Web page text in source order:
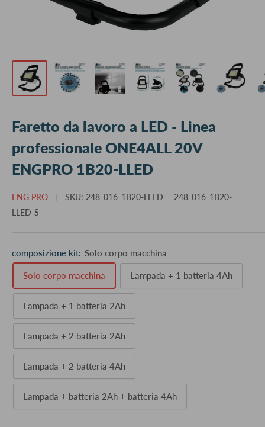
Faretto da lavoro a LED - Linea
professionale ONE4ALL 20V
ENGPRO 1B20-LLED
ENG PRO SKU: 248_016_1B20-LLED___248_016_1B20-
LLED-S
composizione kit: Solo corpo macchina
Solo corpo macchina Lampada + 1 batteria 4Ah
Lampada + 1 batteria 2Ah
Lampada + 2 batteria 2Ah
Lampada + 2 batteria 4Ah
Lampada + batteria 2Ah + batteria 4Ah